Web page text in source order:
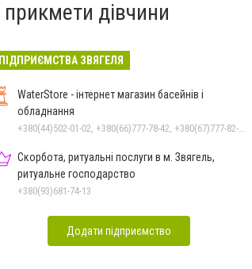
прикмети дівчини
ПІДПРИЄМСТВА ЗВЯГЕЛЯ
WaterStore - інтернет магазин басейнів і
обладнання
+380(44)502-01-02, +380(66)777-78-42, +380(67)777-82-19, +380(67)890-80-80, +380(73)890-80-80, +380(44)502-01-03
Скорбота, ритуальні послуги в м. Звягель,
ритуальне господарство
+380(93)681-74-13
Додати підприємство